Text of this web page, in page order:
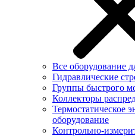
Все оборудование
Гидравлические
Группы быстрого
Коллекторы
Термостатическое
оборудование
Контрольно-